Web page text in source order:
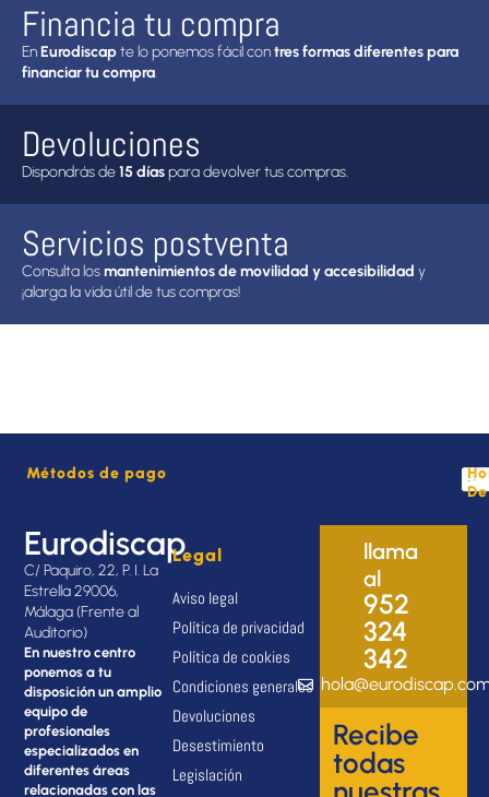
Financia tu compra
EnEurodiscapte lo ponemos fácil contres formas diferentes para
financiar tu compra.
Devoluciones
Dispondrás de15 díaspara devolver tus compras.
Servicios postventa
Consulta losmantenimientos de movilidad y accesibilidad y
¡alarga la vida útil de tus compras!
Métodos de pago
Eurodiscap
C/ Paquiro, 22, P. I. La
Estrella 29006,
Málaga (Frente al
Auditorio)
En nuestro centro
ponemos a tu
disposición un amplio
equipo de
profesionales
especializados en
diferentes áreas
relacionadas con las
Legal
Aviso legal
Política de privacidad
Política de cookies
Condiciones generales
Devoluciones
Desestimiento
Legislación
llama
al
952
324
342
Recibe
todas